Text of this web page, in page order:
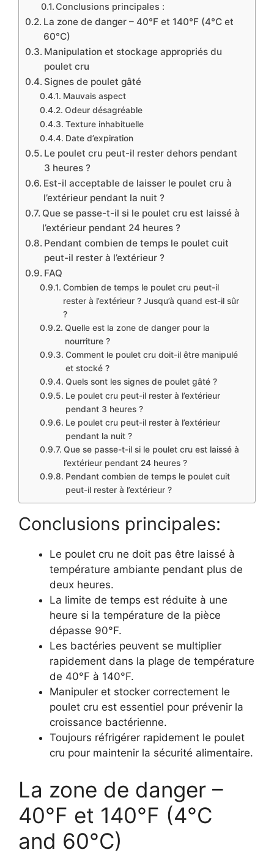
Conclusions principales :
La zone de danger – 40°F et 140°F (4°C et
60°C)
Manipulation et stockage appropriés du
poulet cru
Signes de poulet gâté
Mauvais aspect
Odeur désagréable
Texture inhabituelle
Date d’expiration
Le poulet cru peut-il rester dehors pendant
3 heures ?
Est-il acceptable de laisser le poulet cru à
l’extérieur pendant la nuit ?
Que se passe-t-il si le poulet cru est laissé à
l’extérieur pendant 24 heures ?
Pendant combien de temps le poulet cuit
peut-il rester à l’extérieur ?
FAQ
Combien de temps le poulet cru peut-il
rester à l’extérieur ? Jusqu’à quand est-il sûr
?
Quelle est la zone de danger pour la
nourriture ?
Comment le poulet cru doit-il être manipulé
et stocké ?
Quels sont les signes de poulet gâté ?
Le poulet cru peut-il rester à l’extérieur
pendant 3 heures ?
Le poulet cru peut-il rester à l’extérieur
pendant la nuit ?
Que se passe-t-il si le poulet cru est laissé à
l’extérieur pendant 24 heures ?
Pendant combien de temps le poulet cuit
peut-il rester à l’extérieur ?
Conclusions principales:
Le poulet cru ne doit pas être laissé à
température ambiante pendant plus de
deux heures.
La limite de temps est réduite à une
heure si la température de la pièce
dépasse 90°F.
Les bactéries peuvent se multiplier
rapidement dans la plage de température
de 40°F à 140°F.
Manipuler et stocker correctement le
poulet cru est essentiel pour prévenir la
croissance bactérienne.
Toujours réfrigérer rapidement le poulet
cru pour maintenir la sécurité alimentaire.
La zone de danger –
40°F et 140°F (4°C
and 60°C)